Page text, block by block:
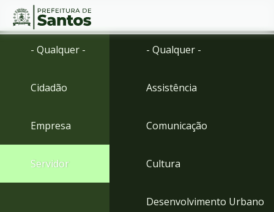
Ir
menu
para
Conteúdo
- Qualquer -
Cidadão
Empresa
Servidor
- Qualquer -
Assistência
Comunicação
Cultura
Desenvolvimento Urbano